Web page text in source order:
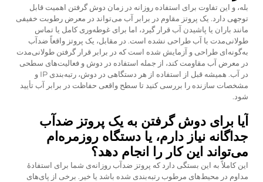
بله، و این تفاوت برای استفاده روزانه در زمان دوش گرفتن اهمیت قابل
توجهی دارد. یک پروتز مقاوم در برابر آب می‌تواند در معرض رطوبت خفیفی
مانند باران یا پاشیدن آب قرار گیرد، اما برای غوطه‌وری کامل یا تماس
طولانی‌مدت با آب طراحی نشده است. در مقابل، یک پروتز واقعاً ضدآب
به‌گونه‌ای طراحی و آزمایش شده است که در برابر قرار گرفتن طولانی‌مدت
در معرض آب مقاومت کند، از جمله استفاده در دوش و فعالیت‌های سطحی
در آب. همیشه قبل از استفاده از هر دستگاهی در دوش، رتبه‌بندی IP و
مشخصات سازنده را بررسی کنید تا سطح واقعی حفاظت در برابر آب تأیید
شود.
آیا برای دوش گرفتن به یک پروتز ضدآب
جداگانه نیاز دارم، یا دستگاه روزمره‌ام
می‌تواند این کار را انجام دهد؟
این کاملاً به این بستگی دارد که پروتز ضدآب روزانه‌ی شما برای استفادهٔ
مداوم در محیط‌های مرطوب رتبه‌بندی شده باشد یا خیر. برخی از پای‌های